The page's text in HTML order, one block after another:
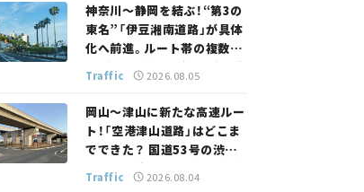
神奈川～静岡を結ぶ！“第3の
東名”「伊豆湘南道路」が具体
化へ前進。ルート帯の複数案
検討へ。熱海まで信号ゼロが
実現？ 【いま気になる道路計
画】
Traffic 2026.08.05
岡山～津山に新たな高速ルー
ト！「空港津山道路」はどこま
でできた？ 国道53号の渋滞
緩和に期待。岡山市側でも動
きが【いま気になる道路計画】
Traffic 2026.08.04